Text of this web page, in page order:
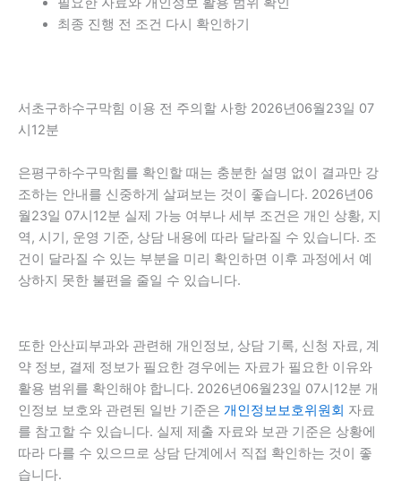
최종 진행 전 조건 다시 확인하기
서초구하수구막힘 이용 전 주의할 사항 2026년06월23일 07
시12분
은평구하수구막힘를 확인할 때는 충분한 설명 없이 결과만 강
조하는 안내를 신중하게 살펴보는 것이 좋습니다. 2026년06
월23일 07시12분 실제 가능 여부나 세부 조건은 개인 상황, 지
역, 시기, 운영 기준, 상담 내용에 따라 달라질 수 있습니다. 조
건이 달라질 수 있는 부분을 미리 확인하면 이후 과정에서 예
상하지 못한 불편을 줄일 수 있습니다.
또한 안산피부과와 관련해 개인정보, 상담 기록, 신청 자료, 계
약 정보, 결제 정보가 필요한 경우에는 자료가 필요한 이유와
활용 범위를 확인해야 합니다. 2026년06월23일 07시12분 개
인정보 보호와 관련된 일반 기준은 개인정보보호위원회 자료
를 참고할 수 있습니다. 실제 제출 자료와 보관 기준은 상황에
따라 다를 수 있으므로 상담 단계에서 직접 확인하는 것이 좋
습니다.